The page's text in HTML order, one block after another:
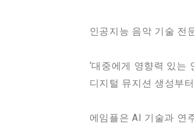
인공지능 음악 기술 전
‘대중에게 영향력 있는
디지털 뮤지션 생성부
에임플은 AI 기술과 연